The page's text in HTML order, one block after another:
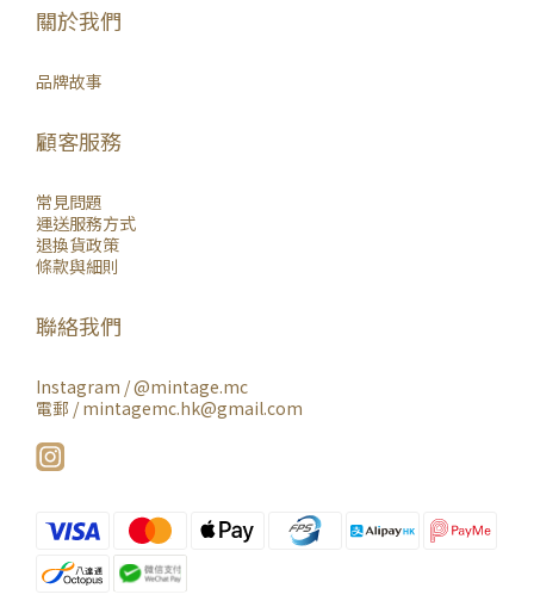
關於我們
品牌故事
顧客服務
常見問題
運送服務方式
退換貨政策
條款與細則
聯絡我們
Instagram /@mintage.mc
電郵 / mintagemc.hk@gmail.com